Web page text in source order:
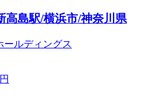
高島駅/横浜市/神奈川県
ールディングス